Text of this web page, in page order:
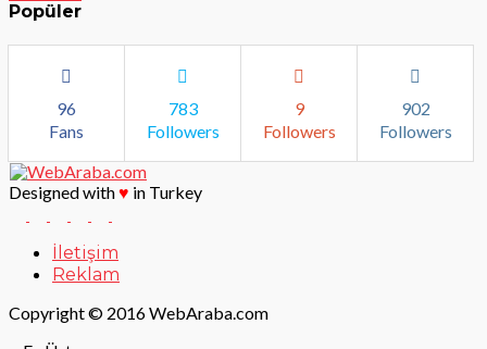
Popüler
96
Fans
783
Followers
9
Followers
902
Followers
Designed with♥ in Turkey
İletişim
Reklam
Copyright © 2016 WebAraba.com